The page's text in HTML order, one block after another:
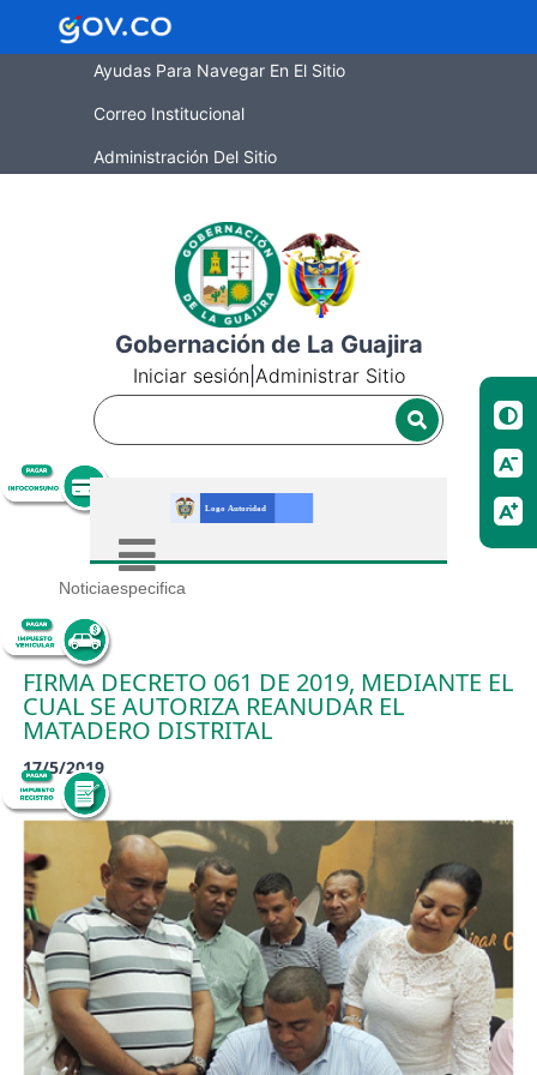
Ayudas Para Navegar En El Sitio
Correo Institucional
Administración Del Sitio
Gobernación de La Guajira
Iniciar sesión Administrar Sitio
Noticiaespecifica
FIRMA DECRETO 061 DE 2019, MEDIANTE EL
CUAL SE AUTORIZA REANUDAR EL
MATADERO DISTRITAL
17/5/2019